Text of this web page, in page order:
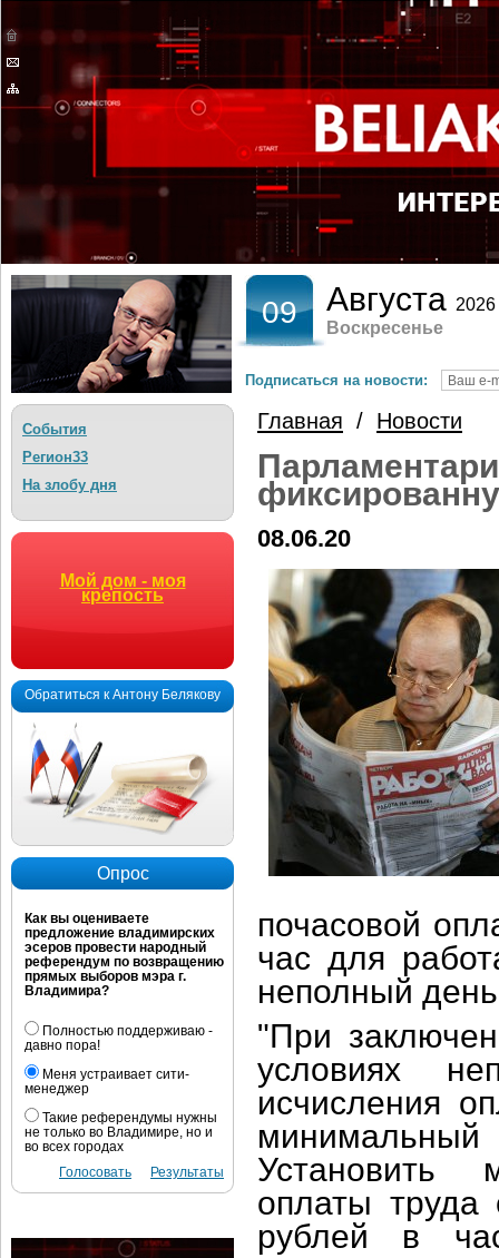
Подписаться на новости:
События
Регион33
На злобу дня
Мой дом - моя
крепость
Обратиться к Антону Белякову
Опрос
Как вы оцениваете
предложение владимирских
эсеров провести народный
референдум по возвращению
прямых выборов мэра г.
Владимира?
Полностью поддерживаю -
давно пора!
Меня устраивает сити-
менеджер
Такие референдумы нужны
не только во Владимире, но и
во всех городах
Результаты
Голосовать
09 Августа 2026
Воскресенье
Главная / Новости
08.06.20
почасовой
час для
неполный
"При
условиях
исчисления
Установить
оплаты
рублей в